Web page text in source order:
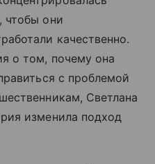
чтобы они
качественно.
о том, почему она
с проблемой
Светлана
изменила подход